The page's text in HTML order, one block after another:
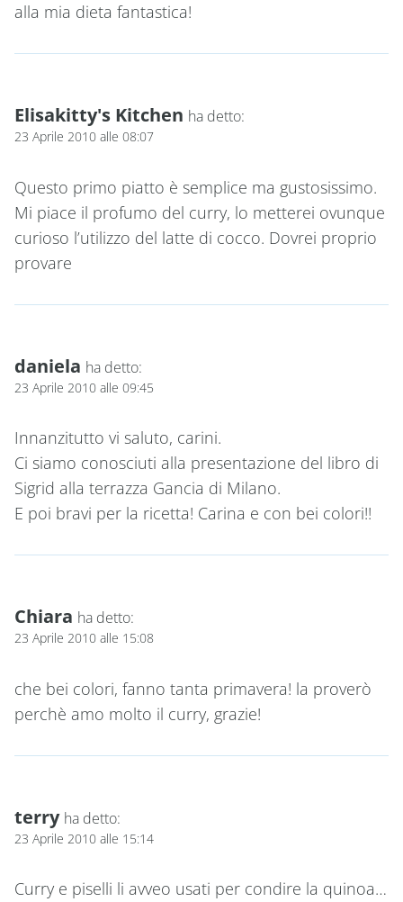
alla mia dieta fantastica!
Elisakitty's Kitchen ha detto:
23 Aprile 2010 alle 08:07
Questo primo piatto è semplice ma gustosissimo.
Mi piace il profumo del curry, lo metterei ovunque
curioso l’utilizzo del latte di cocco. Dovrei proprio
provare
daniela ha detto:
23 Aprile 2010 alle 09:45
Innanzitutto vi saluto, carini.
Ci siamo conosciuti alla presentazione del libro di
Sigrid alla terrazza Gancia di Milano.
E poi bravi per la ricetta! Carina e con bei colori!!
Chiara ha detto:
23 Aprile 2010 alle 15:08
che bei colori, fanno tanta primavera! la proverò
perchè amo molto il curry, grazie!
terry ha detto:
23 Aprile 2010 alle 15:14
Curry e piselli li avveo usati per condire la quinoa…